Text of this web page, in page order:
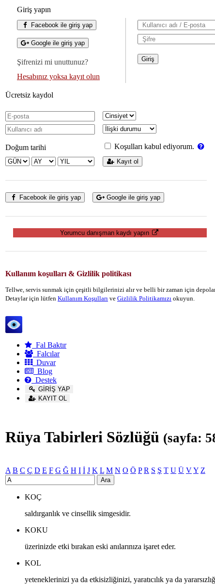
Giriş yapın
Facebook ile giriş yap
Google ile giriş yap
Şifrenizi mi unuttunuz?
Hesabınız yoksa kayıt olun
Ücretsiz kaydol
Doğum tarihi Koşulları kabul ediyorum.
Kayıt ol
Facebook ile giriş yap Google ile giriş yap
Yorumcu danışman kaydı yapın
Kullanım koşulları & Gizlilik politikası
Tellwe, servis sunmak için çeşitli bilgilerinizi alır ve belli bir zaman için
Detaylar için lütfen Kullanım Koşulları ve Gizlilik Politikamızı okuyun.
Fal Baktır
Falcılar
Duvar
Blog
Destek
GİRİŞ YAP
KAYIT OL
Rüya Tabirleri Sözlüğü (sayfa:
A B C Ç D E F G Ğ H I İ J K L M N O Ö P R S Ş T U Ü VY Z
Ara
KOÇ
saldırganlık ve cinsellik simgesidir.
KOKU
üzerinizde etki bırakan eski anılarınıza işaret eder.
KOL
yeteneklerinizi ya da etkisizliğinizi, yaratıcılık ya da